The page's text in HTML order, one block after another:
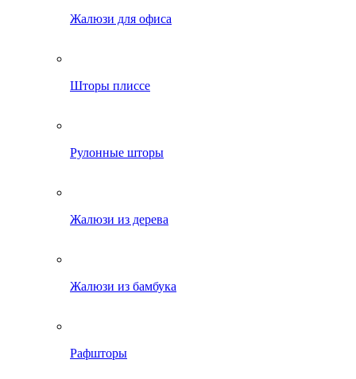
Жалюзи для офиса
Шторы плиссе
Рулонные шторы
Жалюзи из дерева
Жалюзи из бамбука
Рафшторы